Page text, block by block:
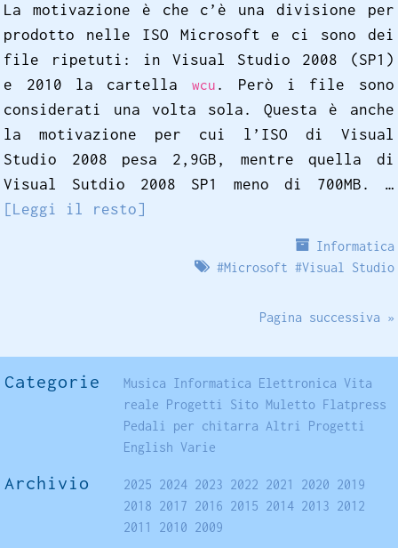
La motivazione è che c’è una divisione per
prodotto nelle ISO Microsoft e ci sono dei
file ripetuti: in Visual Studio 2008 (SP1)
e 2010 la cartella wcu . Però i file sono
considerati una volta sola. Questa è anche
la motivazione per cui l’ISO di Visual
Studio 2008 pesa 2,9GB, mentre quella di
Visual Sutdio 2008 SP1 meno di 700MB. …
[Leggi il resto]
Informatica
#Microsoft #Visual Studio
Pagina successiva »
Categorie Musica Informatica Elettronica Vita
reale Progetti Sito Muletto Flatpress
Pedali per chitarra Altri Progetti
English Varie
Archivio 2025 2024 2023 2022 2021 2020 2019
2018 2017 2016 2015 2014 2013 2012
2011
2010 2009